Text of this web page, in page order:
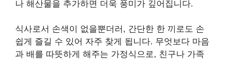
나 해산물을 추가하면 더욱 풍미가 깊어집니다.
식사로서 손색이 없을뿐더러, 간단한 한 끼로도 손
쉽게 즐길 수 있어 자주 찾게 됩니다. 무엇보다 마음
과 배를 따뜻하게 해주는 가정식으로, 친구나 가족